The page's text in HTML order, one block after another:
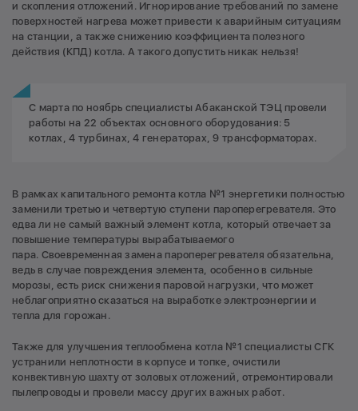
и скопления отложений. Игнорирование требований по замене
поверхностей нагрева может привести к аварийным ситуациям
на станции, а также снижению коэффициента полезного
действия (КПД) котла. А такого допустить никак нельзя!
С марта по ноябрь специалисты Абаканской ТЭЦ провели
работы на 22 объектах основного оборудования: 5
котлах, 4 турбинах, 4 генераторах, 9 трансформаторах.
В рамках капитального ремонта котла №1 энергетики полностью
заменили третью и четвертую ступени пароперегревателя. Это
едва ли не самый важный элемент котла, который отвечает за
повышение температуры вырабатываемого
пара. Своевременная замена пароперегревателя обязательна,
ведь в случае повреждения элемента, особенно в сильные
морозы, есть риск снижения паровой нагрузки, что может
неблагоприятно сказаться на выработке электроэнергии и
тепла для горожан.
Также для улучшения теплообмена котла №1 специалисты СГК
устранили неплотности в корпусе и топке, очистили
конвективную шахту от золовых отложений, отремонтировали
пылепроводы и провели массу других важных работ.